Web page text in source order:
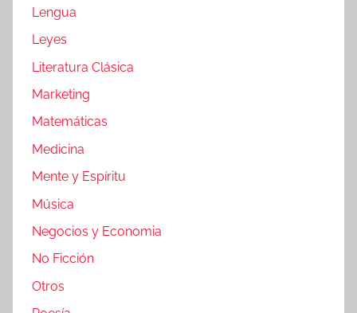
Lengua
Leyes
Literatura Clásica
Marketing
Matemáticas
Medicina
Mente y Espíritu
Música
Negocios y Economia
No Ficción
Otros